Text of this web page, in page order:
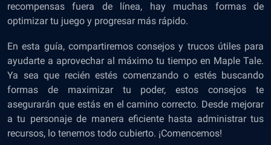
recompensas fuera de línea, hay muchas formas de
optimizar tu juego y progresar más rápido.
En esta guía, compartiremos consejos y trucos útiles para
ayudarte a aprovechar al máximo tu tiempo en Maple Tale.
Ya sea que recién estés comenzando o estés buscando
formas de maximizar tu poder, estos consejos te
asegurarán que estás en el camino correcto. Desde mejorar
a tu personaje de manera eficiente hasta administrar tus
recursos, lo tenemos todo cubierto. ¡Comencemos!